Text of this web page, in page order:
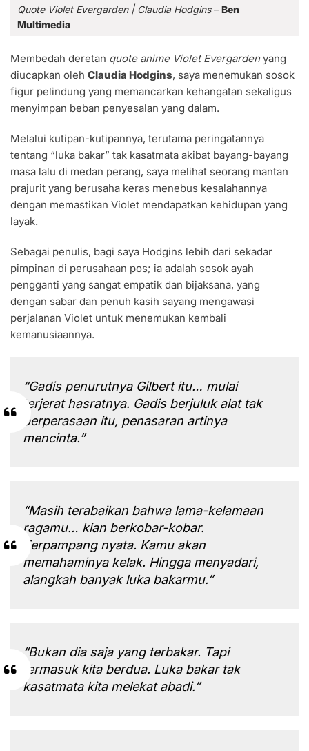
Quote Violet Evergarden | Claudia Hodgins– Ben
Multimedia
Membedah deretan quote anime Violet Evergarden yang
diucapkan oleh Claudia Hodgins, saya menemukan sosok
figur pelindung yang memancarkan kehangatan sekaligus
menyimpan beban penyesalan yang dalam.
Melalui kutipan-kutipannya, terutama peringatannya
tentang “luka bakar” tak kasatmata akibat bayang-bayang
masa lalu di medan perang, saya melihat seorang mantan
prajurit yang berusaha keras menebus kesalahannya
dengan memastikan Violet mendapatkan kehidupan yang
layak.
Sebagai penulis, bagi saya Hodgins lebih dari sekadar
pimpinan di perusahaan pos; ia adalah sosok ayah
pengganti yang sangat empatik dan bijaksana, yang
dengan sabar dan penuh kasih sayang mengawasi
perjalanan Violet untuk menemukan kembali
kemanusiaannya.
“Gadis penurutnya Gilbert itu… mulai
terjerat hasratnya. Gadis berjuluk alat tak
berperasaan itu, penasaran artinya
mencinta.”
“Masih terabaikan bahwa lama-kelamaan
ragamu… kian berkobar-kobar.
Terpampang nyata. Kamu akan
memahaminya kelak. Hingga menyadari,
alangkah banyak luka bakarmu.”
“Bukan dia saja yang terbakar. Tapi
termasuk kita berdua. Luka bakar tak
kasatmata kita melekat abadi.”